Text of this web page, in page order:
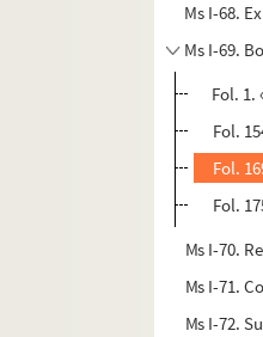
Ms I-68.
Ms I-69.
Fol.
Fol.
Fol.
Fol.
Ms I-70.
Ms I-71.
Ms I-72.